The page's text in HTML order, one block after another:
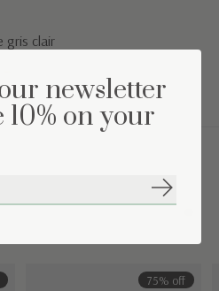
gris clair
75% off
newsletter
10% on your
S'abonner